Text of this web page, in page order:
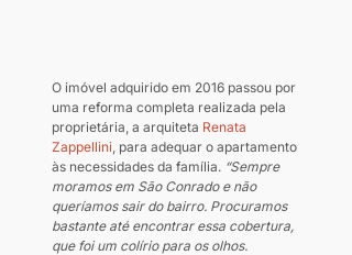
O imóvel adquirido em 2016 passou por
uma reforma completa realizada pela
proprietária, a arquiteta Renata
Zappellini , para adequar o apartamento
às necessidades da família. “Sempre
moramos em São Conrado e não
queríamos sair do bairro. Procuramos
bastante até encontrar essa cobertura,
que foi um colírio para os olhos.